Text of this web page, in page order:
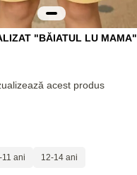
"BĂIATUL LU MAMA"
acest produs
11 ani 12-14 ani